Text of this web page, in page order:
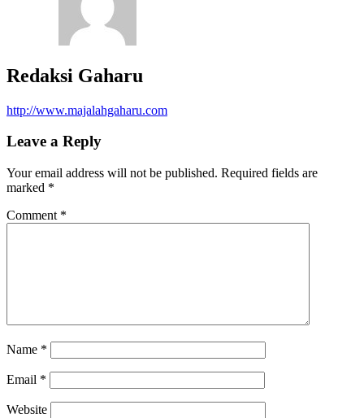
Redaksi Gaharu
http://www.majalahgaharu.com
Leave a Reply
Your email address will not be published. Required fields are
marked *
Comment *
Name *
Email *
Website